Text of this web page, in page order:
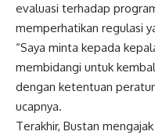
evaluasi terhadap
memperhatikan regulasi
“Saya minta kepada
membidangi untuk
dengan ketentuan
ucapnya.
Terakhir, Bustan